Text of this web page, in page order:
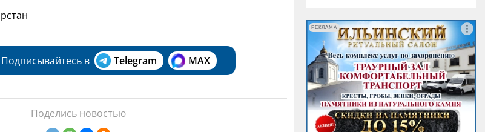
Подписывайтесь в Telegram MAX
Поделись новостью
РЕКЛАМА